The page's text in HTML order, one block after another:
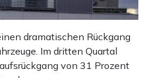
dramatischen Rückgang
Im dritten Quartal
von 31 Prozent